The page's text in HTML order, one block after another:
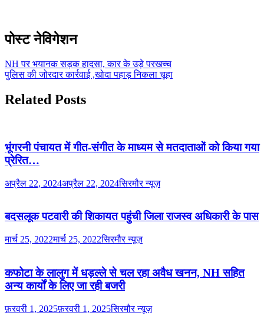
पोस्ट नेविगेशन
NH पर भयानक सड़क हादसा, कार के उड़े परखच्च
पुलिस की जोरदार कार्रवाई ,खोदा पहाड़ निकला चूहा
Related Posts
भूंगरनी पंचायत में गीत-संगीत के माध्यम से मतदाताओं को किया गया
प्रेरित…
अप्रैल 22, 2024अप्रैल 22, 2024सिरमौर न्यूज़
बदसलूक पटवारी की शिकायत पहुंची जिला राजस्व अधिकारी के पास
मार्च 25, 2022मार्च 25, 2022सिरमौर न्यूज़
कफोटा के लालुग में धड़ल्ले से चल रहा अवैध खनन, NH सहित
अन्य कार्यों के लिए जा रही बजरी
फ़रवरी 1, 2025फ़रवरी 1, 2025सिरमौर न्यूज़